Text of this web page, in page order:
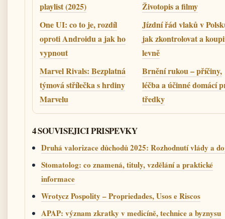
playlist (2025)
Životopis a filmy
One UI: co to je, rozdíl
oproti Androidu a jak ho
vypnout
Jízdní řád vlaků v
jak zkontrolovat a
levně
Marvel Rivals: Bezplatná
týmová střílečka s hrdiny
Marvelu
Brnění rukou – příčiny,
léčba a účinné domácí
tředky
4 SOUVISEJICI PRISPEVKY
Druhá valorizace důchodů 2025: Rozhodnutí vlády a
Stomatolog: co znamená, tituly, vzdělání a praktické
informace
Wrotycz Pospolity – Propriedades, Usos e Riscos
APAP: význam zkratky v medicíně, technice a byznysu